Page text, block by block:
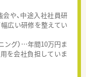
や、中途入社社員研
広い研修を整えてい
ング）…年間10万円ま
を会社負担していま